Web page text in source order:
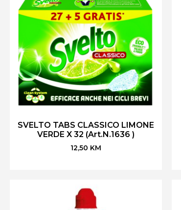
SVELTO TABS CLASSICO LIMONE
VERDE X 32 (Art.N.1636 )
12,50 KM